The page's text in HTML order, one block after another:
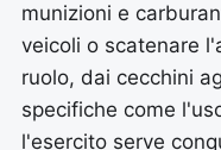
munizioni e
veicoli o scatenare
ruolo, dai cecchini
specifiche come
l'esercito serve